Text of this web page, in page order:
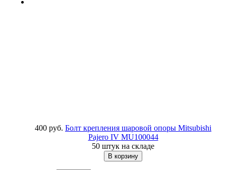
400 руб. Болт крепления шаровой опоры Mitsubishi
Pajero IV MU100044
50 штук на складе